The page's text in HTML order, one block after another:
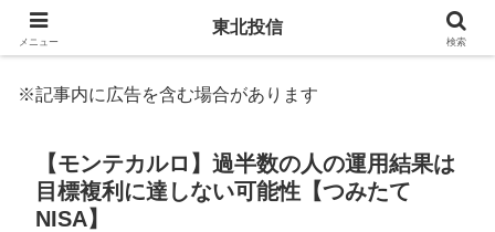
※記事内に広告を含む場合があります
【モンテカルロ】過半数の人の運用結果は
目標複利に達しない可能性【つみたて
NISA】
メニュー
東北投信
検索